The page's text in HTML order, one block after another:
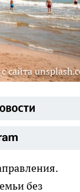
сайта
без